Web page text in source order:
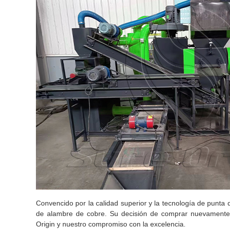
Convencido por la calidad superior y la tecnología de
de alambre de cobre. Su decisión de comprar
Origin y nuestro compromiso con la excelencia.